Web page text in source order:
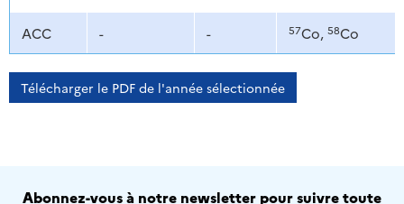
ACC - - 57Co, 58Co
Télécharger le PDF de l'année sélectionnée
Abonnez-vous à notre newsletter pour suivre toute